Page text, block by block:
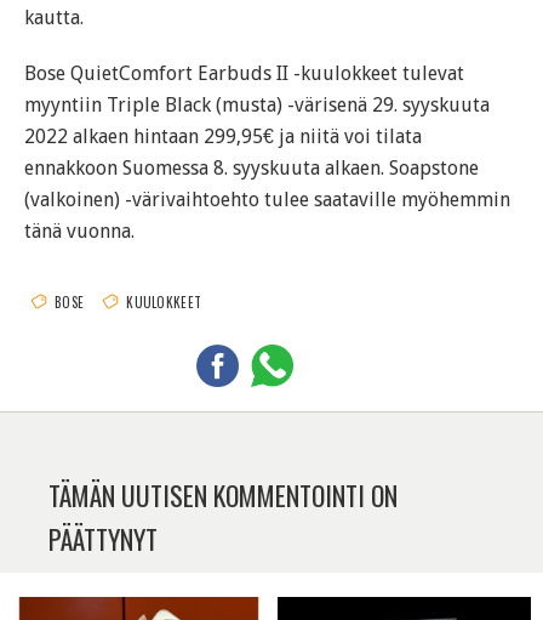
kautta.
Bose QuietComfort Earbuds II -kuulokkeet tulevat
myyntiin Triple Black (musta) -värisenä 29. syyskuuta
2022 alkaen hintaan 299,95€ ja niitä voi tilata
ennakkoon Suomessa 8. syyskuuta alkaen. Soapstone
(valkoinen) -värivaihtoehto tulee saataville myöhemmin
tänä vuonna.
BOSE KUULOKKEET
TÄMÄN UUTISEN KOMMENTOINTI ON
PÄÄTTYNYT